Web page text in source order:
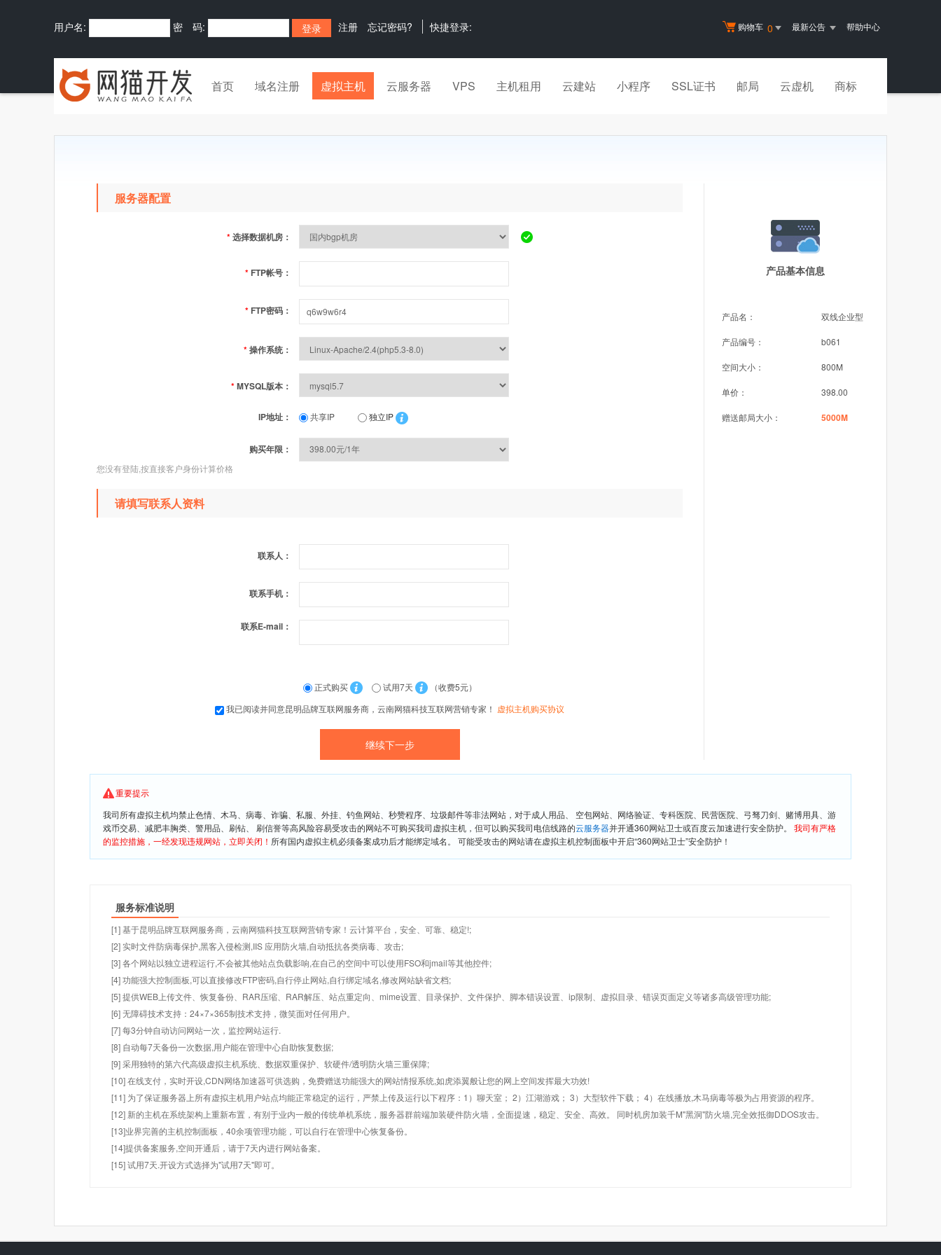
购物车 0 最新公告 帮助中心
用户名: 密 码: 注册 忘记密码? 快捷登录:
首页 域名注册 虚拟主机 云服务器 VPS 主机租用 云建站 小程序 SSL证书 邮局 云虚机 商标
产品基本信息
产品名： 双线企业型
产品编号： b061
空间大小： 800M
单价： 398.00
赠送邮局大小： 5000M
服务器配置
*选择数据机房：
* FTP帐号：
* FTP密码：
*操作系统：
*MYSQL版本：
IP地址： 共享IP 独立IP
购买年限：
您没有登陆,按直接客户身份计算价格
请填写联系人资料
联系人：
联系手机：
联系E-mail：
正式购买 试用7天
（收费5元）
我已阅读并同意昆明品牌互联网服务商，云南网猫科技互联网营销专家！ 虚拟主机购买协议
重要提示
我司所有虚拟主机均禁止色情、木马、病毒、诈骗、私服、外挂、钓鱼网站、秒赞程序、垃圾邮件等非法网站，对于成人用品、 空包网站、网络验证、专科医院、民营医院、弓驽刀剑、赌博用具、游
戏币交易、减肥丰胸类、警用品、刷钻、 刷信誉等高风险容易受攻击的网站不可购买我司虚拟主机，但可以购买我司电信线路的云服务器并开通360网站卫士或百度云加速进行安全防护。 我司有严格
的监控措施，一经发现违规网站，立即关闭！ 所有国内虚拟主机必须备案成功后才能绑定域名。 可能受攻击的网站请在虚拟主机控制面板中开启“360网站卫士”安全防护！
服务标准说明
[1] 基于昆明品牌互联网服务商，云南网猫科技互联网营销专家！云计算平台，安全、可靠、稳定!;
[2] 实时文件防病毒保护,黑客入侵检测,IIS 应用防火墙,自动抵抗各类病毒、攻击;
[3] 各个网站以独立进程运行,不会被其他站点负载影响,在自己的空间中可以使用FSO和jmail等其他控件;
[4] 功能强大控制面板,可以直接修改FTP密码,自行停止网站,自行绑定域名,修改网站缺省文档;
[5] 提供WEB上传文件、恢复备份、RAR压缩、RAR解压、站点重定向、mime设置、目录保护、文件保护、脚本错误设置、ip限制、虚拟目录、错误页面定义等诸多高级管理功能;
[6] 无障碍技术支持：24×7×365制技术支持，微笑面对任何用户。
[7] 每3分钟自动访问网站一次，监控网站运行.
[8] 自动每7天备份一次数据,用户能在管理中心自助恢复数据;
[9] 采用独特的第六代高级虚拟主机系统、数据双重保护、软硬件/透明防火墙三重保障;
[10] 在线支付，实时开设,CDN网络加速器可供选购，免费赠送功能强大的网站情报系统,如虎添翼般让您的网上空间发挥最大功效!
[11] 为了保证服务器上所有虚拟主机用户站点均能正常稳定的运行，严禁上传及运行以下程序：1）聊天室； 2）江湖游戏； 3）大型软件下载； 4）在线播放,木马病毒等极为占用资源的程序。
[12] 新的主机在系统架构上重新布置，有别于业内一般的传统单机系统，服务器群前端加装硬件防火墙，全面提速，稳定、安全、高效。 同时机房加装千M"黑洞"防火墙,完全效抵御DDOS攻击。
[13]业界完善的主机控制面板，40余项管理功能，可以自行在管理中心恢复备份。
[14]提供备案服务,空间开通后，请于7天内进行网站备案。
[15] 试用7天.开设方式选择为"试用7天"即可。